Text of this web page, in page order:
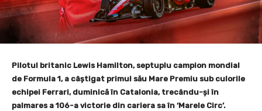
Pilotul britanic Lewis Hamilton, septuplu campion mondial
de Formula 1, a câştigat primul său Mare Premiu sub culorile
echipei Ferrari, duminică în Catalonia, trecându-şi în
palmares a 106-a victorie din cariera sa în ‘Marele Circ’.